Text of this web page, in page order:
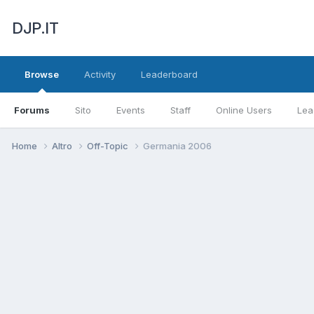
DJP.IT
Browse
Forums Sito Events Staff Online Users
Activity Leaderboard
Home Altro Off-Topic Germania 2006